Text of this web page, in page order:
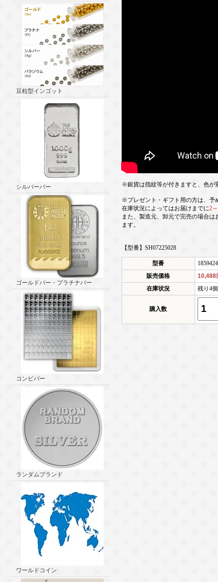
豆粒型インゴット
シルバーバー
ゴールドバー・プラチナバー
コンビバー
ランダムブランド
ワールドコイン
※銀貨は指紋等が付きますと、色が
※プレゼント・ギフト用の方は、予
在庫状況によってはお届けまでに2
また、製造元、卸元で完売の場合
ます。
【型番】SH07225028
型番
販売価格
10,488
在庫状況
残り4
購入数